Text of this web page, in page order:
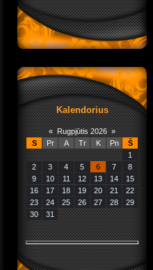
Kalendorius
« Rugpjūtis 2026 »
S
Pr A Tr K Pn
Š
1
2
3 4 5 6 7
8
9
10 11 12 13 14
15
16
17 18 19 20 21
22
23
24 25 26 27 28
29
30
31